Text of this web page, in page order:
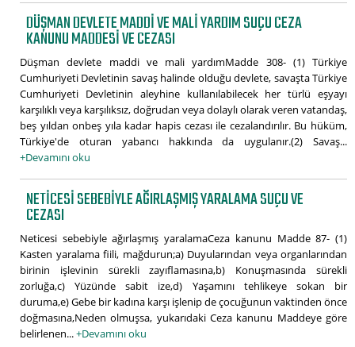
DÜŞMAN DEVLETE MADDI VE MALI YARDIM SUÇU CEZA
KANUNU MADDESI VE CEZASI
Düşman devlete maddi ve mali yardımMadde 308- (1) Türkiye
Cumhuriyeti Devletinin savaş halinde olduğu devlete, savaşta Türkiye
Cumhuriyeti Devletinin aleyhine kullanılabilecek her türlü eşyayı
karşılıklı veya karşılıksız, doğrudan veya dolaylı olarak veren vatandaş,
beş yıldan onbeş yıla kadar hapis cezası ile cezalandırılır. Bu hüküm,
Türkiye'de oturan yabancı hakkında da uygulanır.(2) Savaş...
+Devamını oku
NETICESI SEBEBIYLE AĞIRLAŞMIŞ YARALAMA SUÇU VE
CEZASI
Neticesi sebebiyle ağırlaşmış yaralamaCeza kanunu Madde 87- (1)
Kasten yaralama fiili, mağdurun;a) Duyularından veya organlarından
birinin işlevinin sürekli zayıflamasına,b) Konuşmasında sürekli
zorluğa,c) Yüzünde sabit ize,d) Yaşamını tehlikeye sokan bir
duruma,e) Gebe bir kadına karşı işlenip de çocuğunun vaktinden önce
doğmasına,Neden olmuşsa, yukarıdaki Ceza kanunu Maddeye göre
belirlenen...+Devamını oku